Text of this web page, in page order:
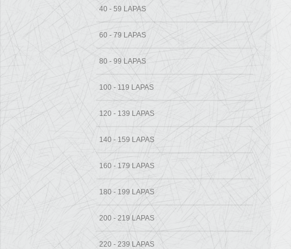
40 - 59 LAPAS
60 - 79 LAPAS
80 - 99 LAPAS
100 - 119 LAPAS
120 - 139 LAPAS
140 - 159 LAPAS
160 - 179 LAPAS
180 - 199 LAPAS
200 - 219 LAPAS
220 - 239 LAPAS